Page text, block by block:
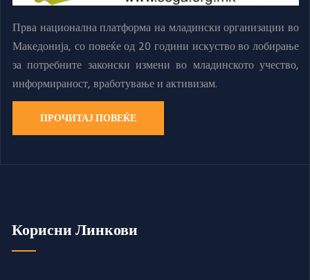
Прва национална платформа на младински организации во
Македонија, со повеќе од 20 години искуство во лобирање
за потребните законски измени во младинското учество,
информираност, вработување и активизам.
ПРОЧИТАЈ ПОВЕЌЕ
Корисни Линкови